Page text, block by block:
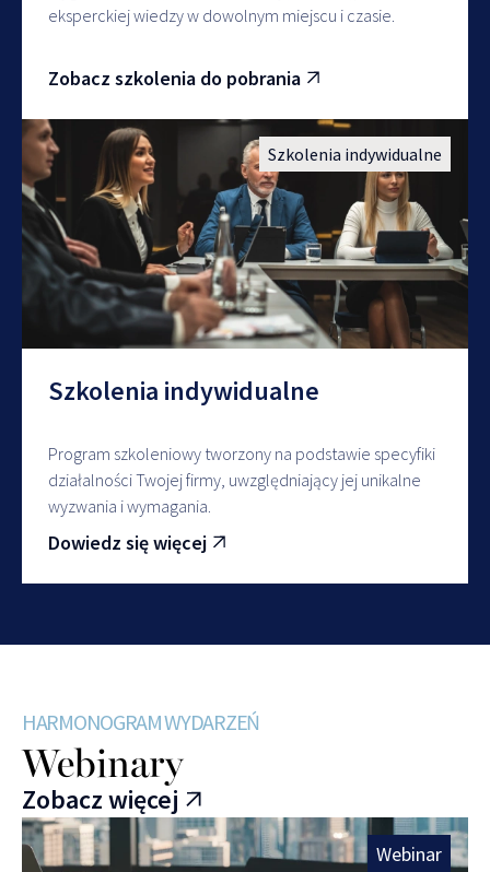
eksperckiej wiedzy w dowolnym miejscu i czasie.
Zobacz szkolenia do pobrania
Szkolenia indywidualne
Szkolenia indywidualne
Program szkoleniowy tworzony na podstawie specyfiki
działalności Twojej firmy, uwzględniający jej unikalne
wyzwania i wymagania.
Dowiedz się więcej
HARMONOGRAM WYDARZEŃ
Webinary
Zobacz więcej
Webinar